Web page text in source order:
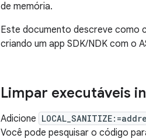
de memória.
Este documento descreve como
criando um app SDK/NDK com o
Limpar executáveis
Adicione
Você pode pesquisar o código